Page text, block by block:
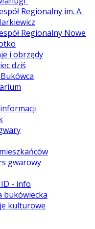
Regionalny im. A.
Regionalny Nowe
i obrzędy
dziś
gwarowy
- info
bukówiecka
kulturowe